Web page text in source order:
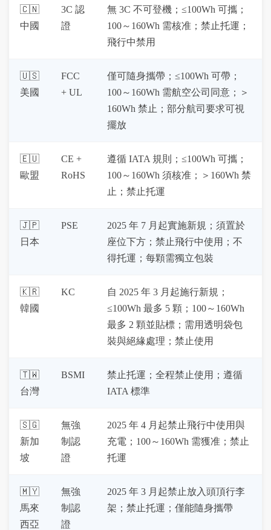
🇨🇳
中國
3C 認
證
無 3C 不可登機；≤100Wh 可攜；
100～160Wh 需核准；禁止托運；
飛行中禁用
🇺🇸
美國
FCC
+ UL
僅可隨身攜帶；≤100Wh 可帶；
100～160Wh 需航空公司同意；＞
160Wh 禁止；部分航司要求可視
擺放
🇪🇺
歐盟
CE +
RoHS
遵循 IATA 規則；≤100Wh 可攜；
100～160Wh 須核准；＞160Wh 禁
止；禁止托運
🇯🇵
日本
PSE
2025 年 7 月起實施新規；須置於
座位下方；禁止飛行中使用；不
得托運；每顆需獨立包裝
🇰🇷
韓國
KC
自 2025 年 3 月起施行新規；
≤100Wh 最多 5 顆；100～160Wh
最多 2 顆並貼標；需用透明袋包
裝與絕緣處理；禁止使用
🇹🇼
台灣
BSMI
禁止托運；全程禁止使用；遵循
IATA 標準
🇸🇬
新加
坡
無強
制認
證
2025 年 4 月起禁止飛行中使用與
充電；100～160Wh 需獲准；禁止
托運
🇲🇾
馬來
西亞
無強
制認
證
2025 年 3 月起禁止放入頭頂行李
架；禁止托運；僅能隨身攜帶